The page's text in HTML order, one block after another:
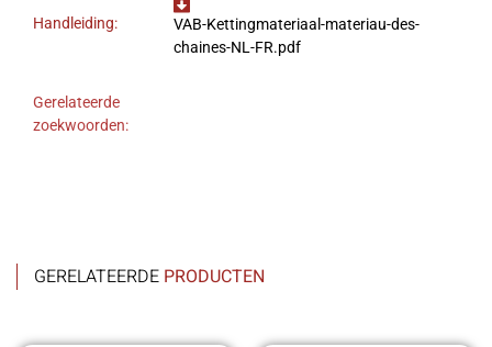
Handleiding:
VAB-Kettingmateriaal-materiau-des-
chaines-NL-FR.pdf
Gerelateerde
zoekwoorden:
GERELATEERDE PRODUCTEN